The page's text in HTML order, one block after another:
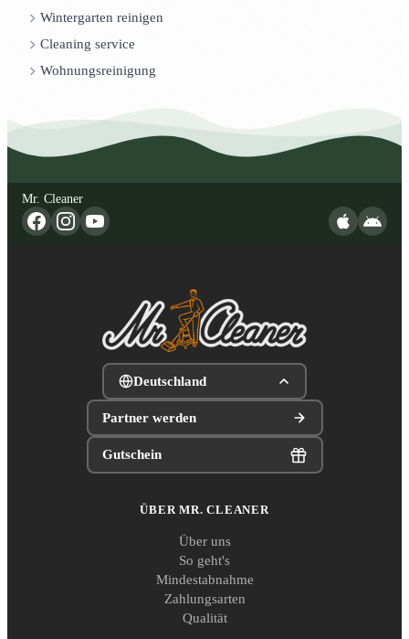
Wintergarten reinigen
Cleaning service
Wohnungsreinigung
Mr. Cleaner
Deutschland
Partner werden
Gutschein
ÜBER MR. CLEANER
Über uns
So geht's
Mindestabnahme
Zahlungsarten
Qualität